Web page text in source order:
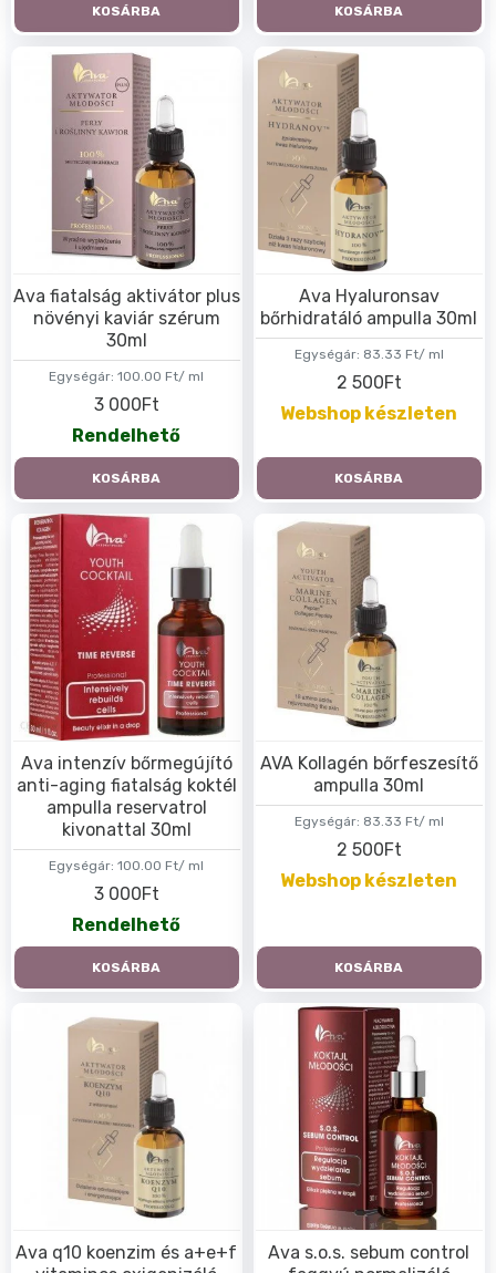
KOSÁRBA KOSÁRBA
Egységár: 100.00 Ft/ ml
Ava fiatalság aktivátor plus
növényi kaviár szérum
30ml
3 000Ft
Rendelhető
KOSÁRBA
Egységár: 83.33 Ft/ ml
Ava Hyaluronsav
bőrhidratáló ampulla 30ml
2 500Ft
Webshop készleten
KOSÁRBA
Egységár: 100.00 Ft/ ml
Ava intenzív bőrmegújító
anti-aging fiatalság koktél
ampulla reservatrol
kivonattal 30ml
3 000Ft
Rendelhető
KOSÁRBA
Egységár: 83.33 Ft/ ml
AVA Kollagén bőrfeszesítő
ampulla 30ml
2 500Ft
Webshop készleten
KOSÁRBA
Ava q10 koenzim és a+e+f
Ava s.o.s. sebum control